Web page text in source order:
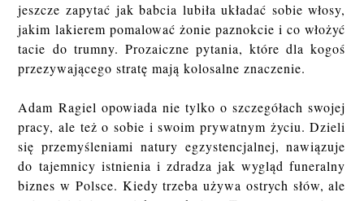
jeszcze zapytać jak babcia lubiła układać sobie włosy,
jakim lakierem pomalować żonie paznokcie i co włożyć
tacie do trumny. Prozaiczne pytania, które dla kogoś
przezywającego stratę mają kolosalne znaczenie.
Adam Ragiel opowiada nie tylko o szczegółach swojej
pracy, ale też o sobie i swoim prywatnym życiu. Dzieli
się przemyśleniami natury egzystencjalnej, nawiązuje
do tajemnicy istnienia i zdradza jak wygląd funeralny
biznes w Polsce. Kiedy trzeba używa ostrych słów, ale